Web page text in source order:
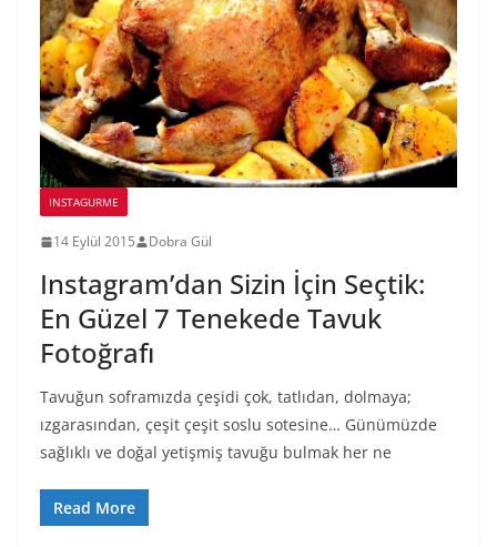
INSTAGURME
14 Eylül 2015 Dobra Gül
Instagram’dan Sizin İçin Seçtik:
En Güzel 7 Tenekede Tavuk
Fotoğrafı
Tavuğun soframızda çeşidi çok, tatlıdan, dolmaya;
ızgarasından, çeşit çeşit soslu sotesine… Günümüzde
sağlıklı ve doğal yetişmiş tavuğu bulmak her ne
Read More